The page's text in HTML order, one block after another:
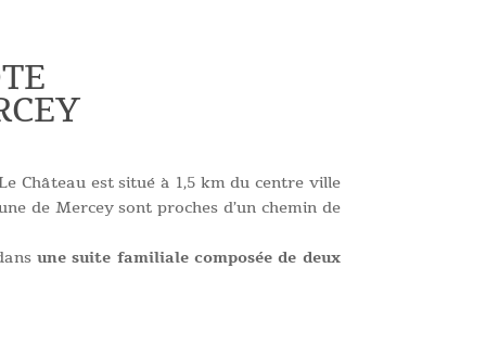
Château est situé à 1,5 km du centre ville
de Mercey sont proches d’un chemin de
une suite familiale composée de deux